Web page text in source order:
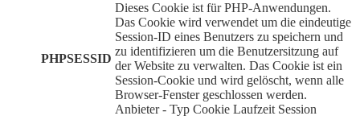
PHPSESSID
Dieses Cookie ist für PHP-Anwendungen.
Das Cookie wird verwendet um die eindeutige
Session-ID eines Benutzers zu speichern und
zu identifizieren um die Benutzersitzung auf
der Website zu verwalten. Das Cookie ist ein
Session-Cookie und wird gelöscht, wenn alle
Browser-Fenster geschlossen werden.
Anbieter - Typ Cookie Laufzeit Session